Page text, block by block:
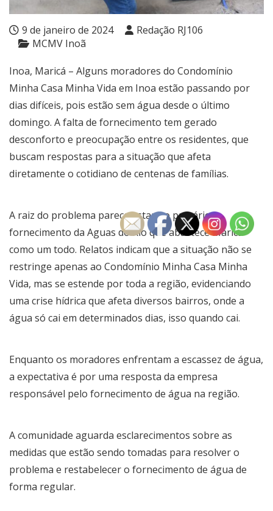
9 de janeiro de 2024
Redação RJ106
MCMV Inoã
Inoa, Maricá – Alguns moradores do Condomínio
Minha Casa Minha Vida em Inoa estão passando por
dias difíceis, pois estão sem água desde o último
domingo. A falta de fornecimento tem gerado
desconforto e preocupação entre os residentes, que
buscam respostas para a situação que afeta
diretamente o cotidiano de centenas de famílias.
A raiz do problema parece estar no precário
fornecimento da Aguas do Rio que abastece Maricá
como um todo. Relatos indicam que a situação não se
restringe apenas ao Condomínio Minha Casa Minha
Vida, mas se estende por toda a região, evidenciando
uma crise hídrica que afeta diversos bairros, onde a
água só cai em determinados dias, isso quando cai.
Enquanto os moradores enfrentam a escassez de água,
a expectativa é por uma resposta da empresa
responsável pelo fornecimento de água na região.
A comunidade aguarda esclarecimentos sobre as
medidas que estão sendo tomadas para resolver o
problema e restabelecer o fornecimento de água de
forma regular.